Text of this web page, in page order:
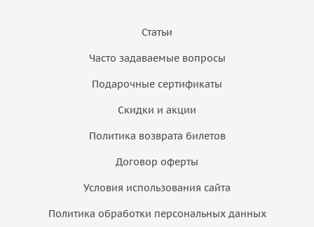
Статьи
Часто задаваемые вопросы
Подарочные сертификаты
Скидки и акции
Политика возврата билетов
Договор оферты
Условия использования сайта
Политика обработки персональных данных